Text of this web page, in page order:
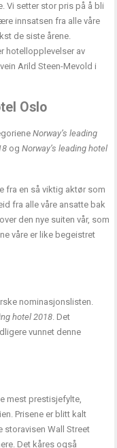
Vi setter stor pris på å bli
innsatsen fra alle våre
de siste årene.
hotellopplevelser av
Arild Steen-Mevold i
Oslo
Norway’s leading
ogNorway’s leading hotel
fra en så viktig aktør som
fra alle våre ansatte bak
den nye suiten vår, som
våre er like begeistret
nominasjonslisten.
hotel 2018. Det
vunnet denne
mest prestisjefylte,
Prisene er blitt kalt
storavisen Wall Street
Det kåres også